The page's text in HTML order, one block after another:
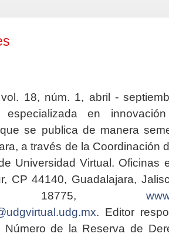
vol. 18, núm. 1, abril -
especializada en
se publica de manera
a través de la Coordinación
Universidad Virtual. Oficinas
CP 44140, Guadalajara,
18775,
. Editor
Número de la Reserva de